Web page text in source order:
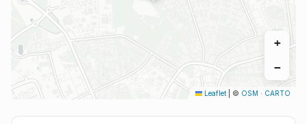
+
−
Leaflet © OSM · CARTO